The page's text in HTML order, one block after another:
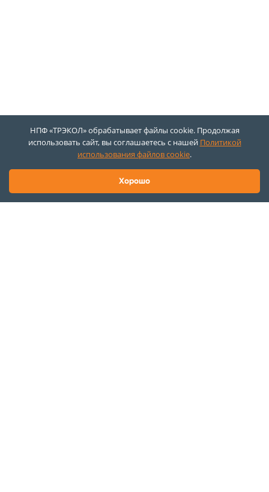
НПФ «ТРЭКОЛ» обрабатывает файлы cookie. Продолжая
использовать сайт, вы соглашаетесь с нашей Политикой
использования файлов cookie.
Хорошо